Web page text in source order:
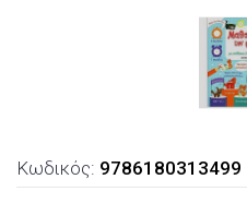
Κωδικός: 9786180313499